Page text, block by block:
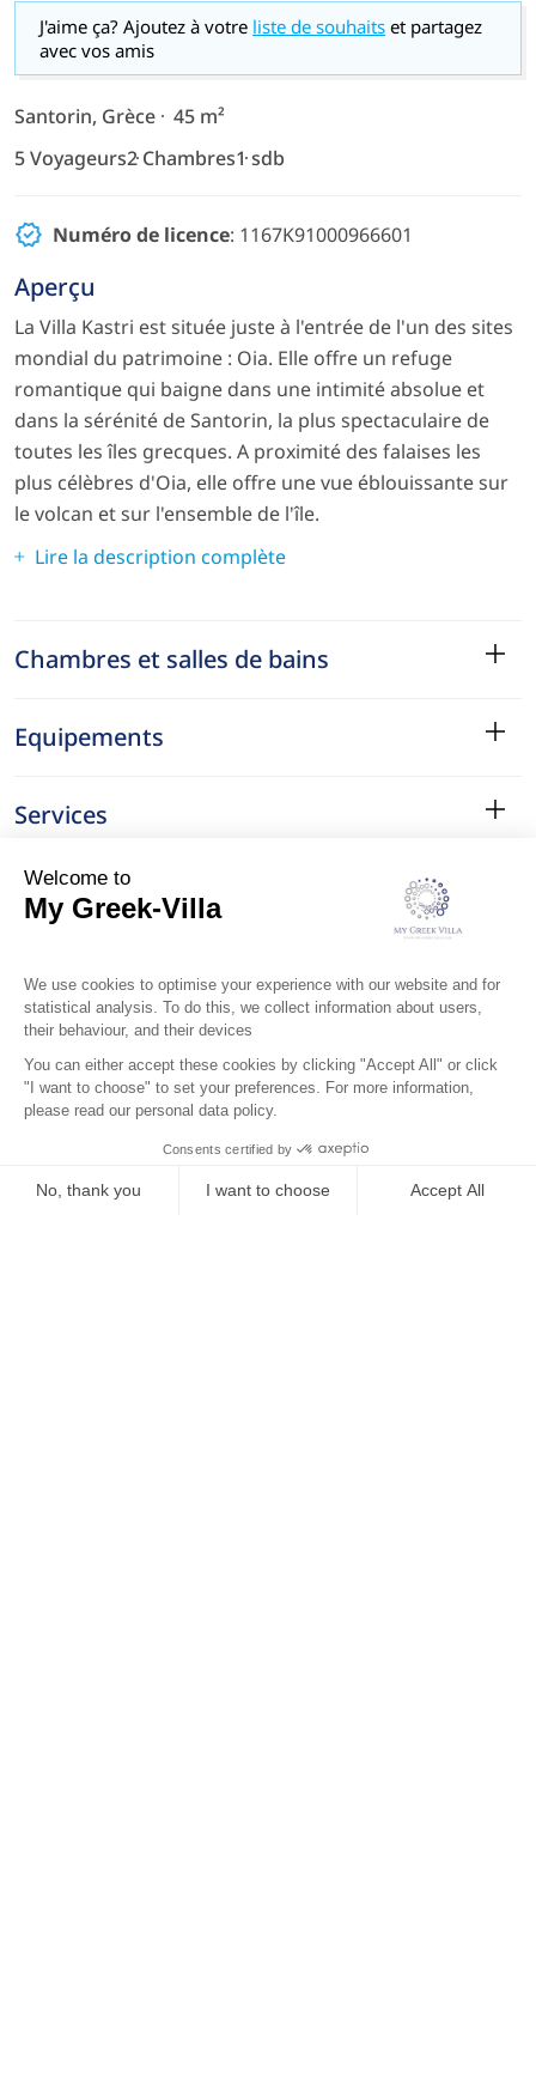
J'aime ça? Ajoutez à votre liste de souhaits et partagez
avec vos amis
Santorin, Grèce
45 m²
5 Voyageurs2 Chambres1 sdb
Numéro de licence: 1167K91000966601
Aperçu
La Villa Kastri est située juste à l'entrée de l'un des sites
mondial du patrimoine : Oia. Elle offre un refuge
romantique qui baigne dans une intimité absolue et
dans la sérénité de Santorin, la plus spectaculaire de
toutes les îles grecques. A proximité des falaises les
plus célèbres d'Oia, elle offre une vue éblouissante sur
le volcan et sur l'ensemble de l'île.
Lire la description complète
Chambres et salles de bains
Equipements
Services
Le Quartier
Localisation